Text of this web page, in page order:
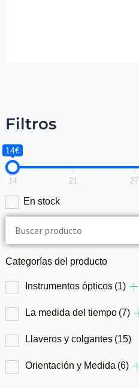
Filtros
14€
14 21 27
En stock
Categorías del producto
Instrumentos ópticos (1)
La medida del tiempo (7)
Llaveros y colgantes (15)
Orientación y Medida (6)